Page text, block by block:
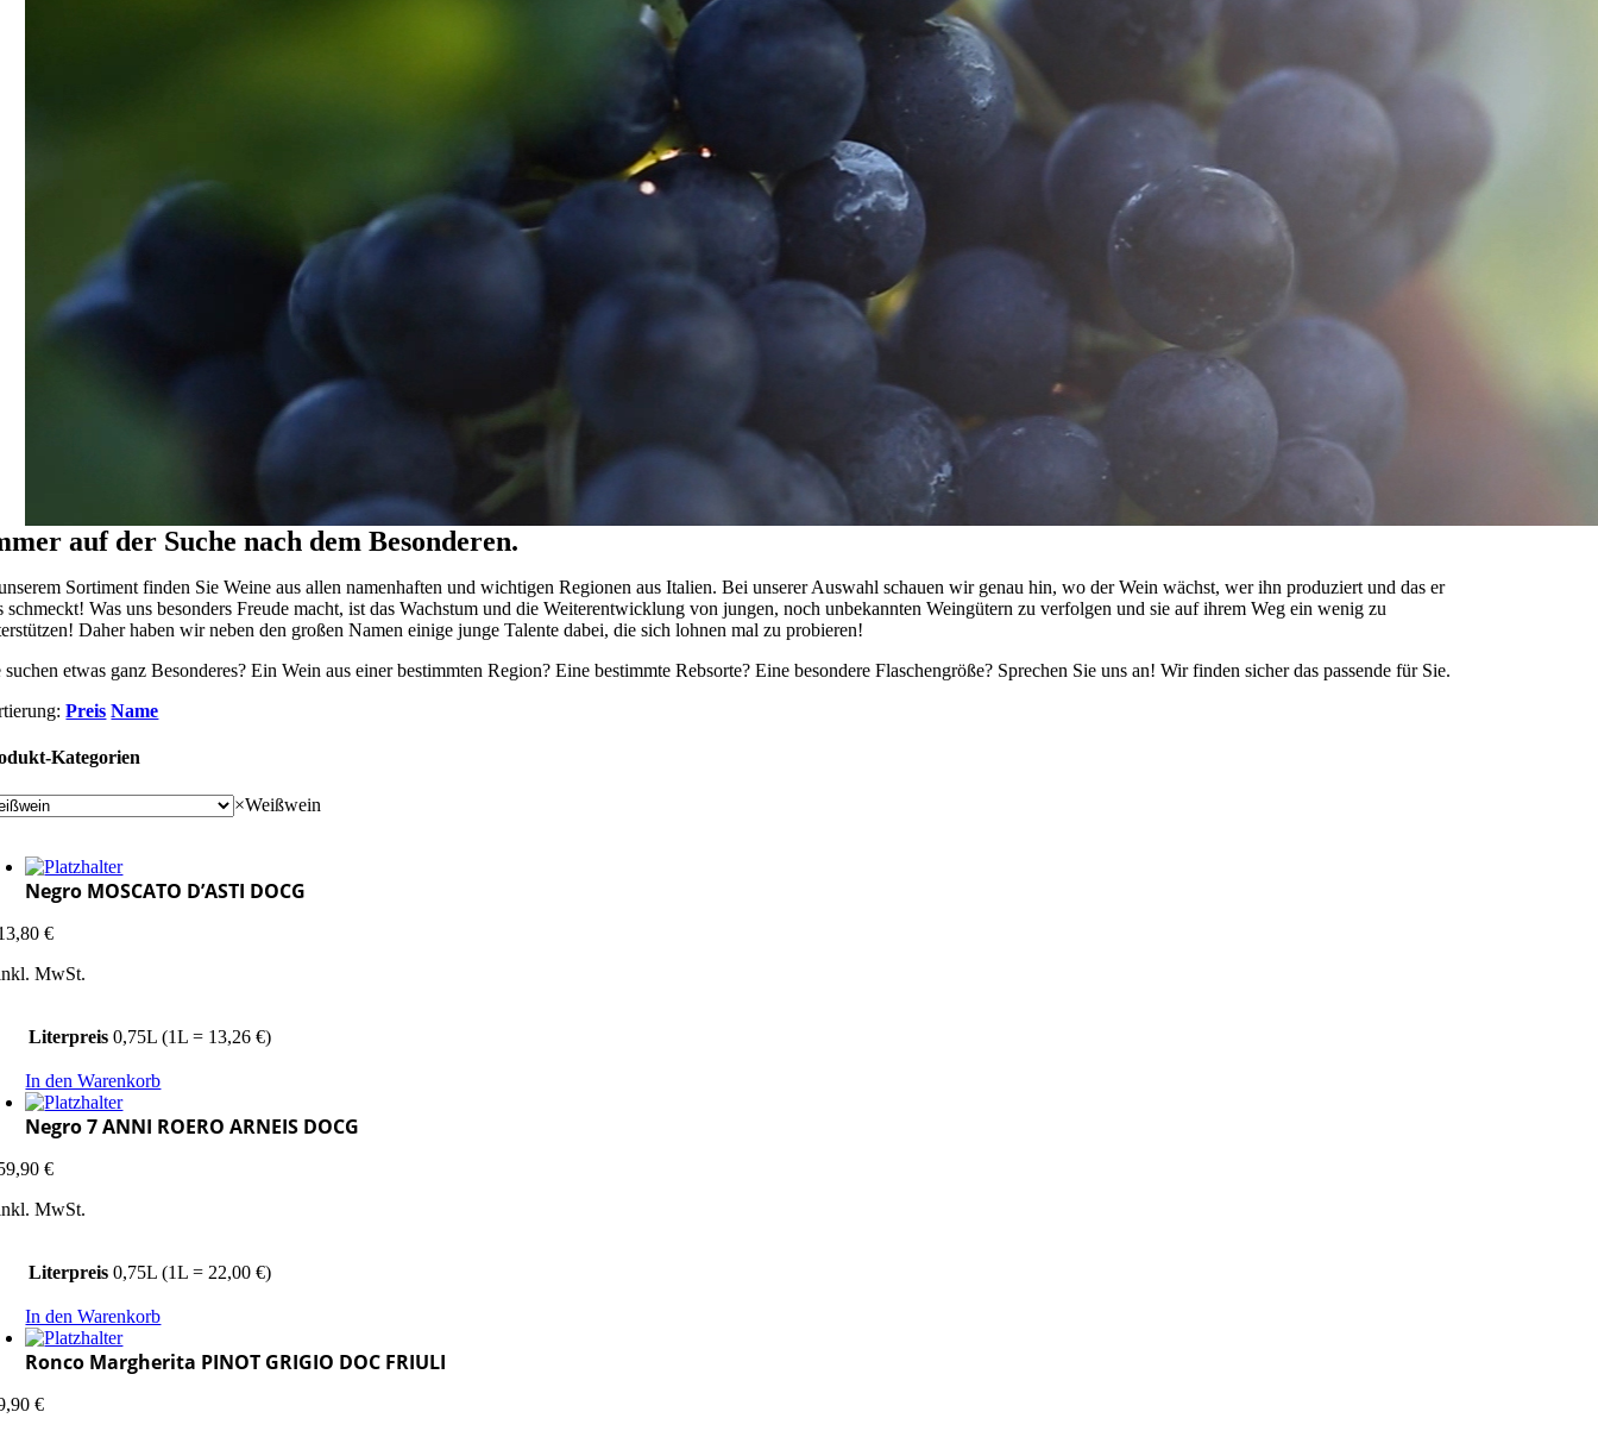
auf der Suche nach dem Besonderen.
Sortiment finden Sie Weine aus allen namenhaften und wichtigen Regionen aus Italien. Bei unserer Auswahl schauen wir genau hin, wo der Wein wächst, wer ihn produziert und das er
schmeckt! Was uns besonders Freude macht, ist das Wachstum und die Weiterentwicklung von jungen, noch unbekannten Weingütern zu verfolgen und sie auf ihrem Weg ein wenig zu
Daher haben wir neben den großen Namen einige junge Talente dabei, die sich lohnen mal zu probieren!
suchen etwas ganz Besonderes? Ein Wein aus einer bestimmten Region? Eine bestimmte Rebsorte? Eine besondere Flaschengröße? Sprechen Sie uns an! Wir finden sicher das passende für Sie.
Preis Name
Kategorien
×Weißwein
Negro MOSCATO D’ASTI DOCG
€
MwSt.
Literpreis 0,75L (1L = 13,26 €)
In den Warenkorb
Negro 7 ANNI ROERO ARNEIS DOCG
€
MwSt.
Literpreis 0,75L (1L = 22,00 €)
In den Warenkorb
Ronco Margherita PINOT GRIGIO DOC FRIULI
€